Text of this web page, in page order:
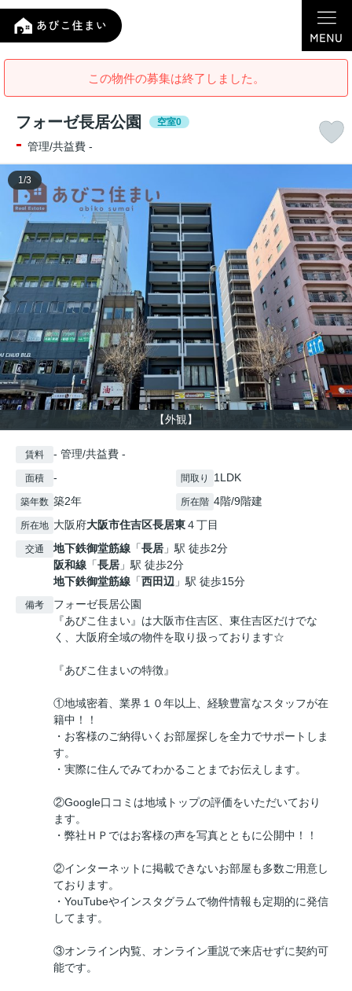
この物件の募集は終了しました。
フォーゼ長居公園 空室0
- 管理/共益費 -
【外観】
1 /3
賃料 - 管理/共益費 -
面積 - 間取り 1LDK
築年数 築2年 所在階 4階/9階建
所在地 大阪府大阪市住吉区長居東４丁目
交通 地下鉄御堂筋線 「長居 」駅 徒歩2分
阪和線 「長居 」駅 徒歩2分
地下鉄御堂筋線 「西田辺 」駅 徒歩15分
備考
フォーゼ長居公園
『あびこ住まい』は大阪市住吉区、東住吉区だけでな
く、大阪府全域の物件を取り扱っております☆
『あびこ住まいの特徴』
①地域密着、業界１０年以上、経験豊富なスタッフが在
籍中！！
・お客様のご納得いくお部屋探しを全力でサポートしま
す。
・実際に住んでみてわかることまでお伝えします。
②Google口コミは地域トップの評価をいただいており
ます。
・弊社ＨＰではお客様の声を写真とともに公開中！！
②インターネットに掲載できないお部屋も多数ご用意し
ております。
・YouTubeやインスタグラムで物件情報も定期的に発信
してます。
③オンライン内覧、オンライン重説で来店せずに契約可
能です。